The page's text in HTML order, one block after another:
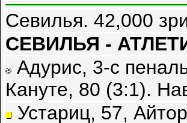
Севилья. 42,000
СЕВИЛЬЯ -
Адурис, 3-с
Кануте, 80 (3:1).
Устариц, 57,